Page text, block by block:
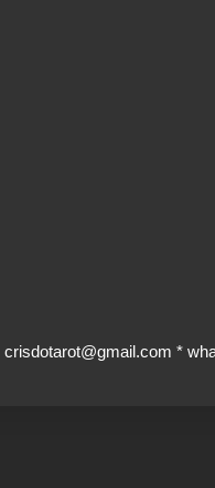
crisdotarot@gmail.com *